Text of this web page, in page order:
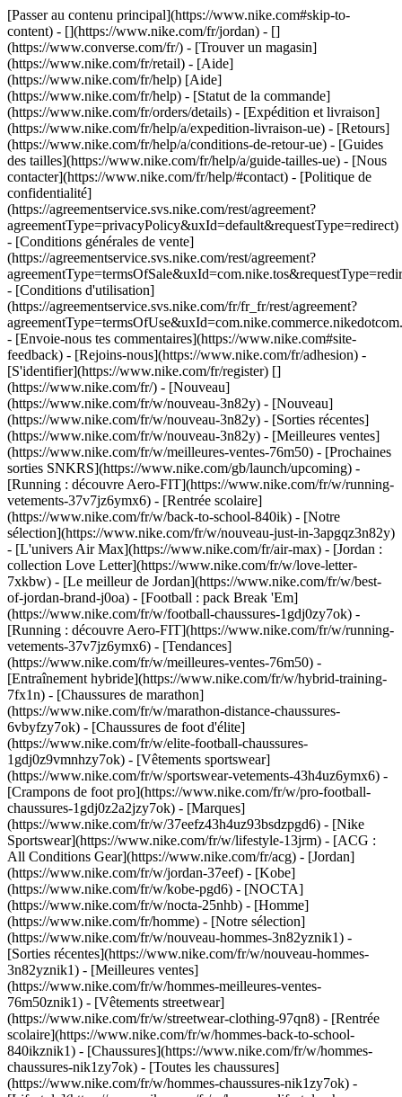
[Passer au contenu principal](https://www.nike.com#skip-to-
content) - [](https://www.nike.com/fr/jordan) - []
(https://www.converse.com/fr/) - [Trouver un magasin]
(https://www.nike.com/fr/retail) - [Aide]
(https://www.nike.com/fr/help) [Aide]
(https://www.nike.com/fr/help) - [Statut de la commande]
(https://www.nike.com/fr/orders/details) - [Expédition et livraison]
(https://www.nike.com/fr/help/a/expedition-livraison-ue) - [Retours]
(https://www.nike.com/fr/help/a/conditions-de-retour-ue) - [Guides
des tailles](https://www.nike.com/fr/help/a/guide-tailles-ue) - [Nous
contacter](https://www.nike.com/fr/help/#contact) - [Politique de
confidentialité]
(https://agreementservice.svs.nike.com/rest/agreement?
agreementType=privacyPolicy&uxId=default&requestType=redirect)
- [Conditions générales de vente]
(https://agreementservice.svs.nike.com/rest/agreement?
- [Conditions d'utilisation]
(https://agreementservice.svs.nike.com/fr/fr_fr/rest/agreement?
- [Envoie-nous tes commentaires](https://www.nike.com#site-
feedback) - [Rejoins-nous](https://www.nike.com/fr/adhesion) -
[S'identifier](https://www.nike.com/fr/register) []
(https://www.nike.com/fr/) - [Nouveau]
(https://www.nike.com/fr/w/nouveau-3n82y) - [Nouveau]
(https://www.nike.com/fr/w/nouveau-3n82y) - [Sorties récentes]
(https://www.nike.com/fr/w/nouveau-3n82y) - [Meilleures ventes]
(https://www.nike.com/fr/w/meilleures-ventes-76m50) - [Prochaines
sorties SNKRS](https://www.nike.com/gb/launch/upcoming) -
[Running : découvre Aero-FIT](https://www.nike.com/fr/w/running-
vetements-37v7jz6ymx6) - [Rentrée scolaire]
(https://www.nike.com/fr/w/back-to-school-840ik) - [Notre
sélection](https://www.nike.com/fr/w/nouveau-just-in-3apgqz3n82y)
- [L'univers Air Max](https://www.nike.com/fr/air-max) - [Jordan :
collection Love Letter](https://www.nike.com/fr/w/love-letter-
7xkbw) - [Le meilleur de Jordan](https://www.nike.com/fr/w/best-
of-jordan-brand-j0oa) - [Football : pack Break 'Em]
(https://www.nike.com/fr/w/football-chaussures-1gdj0zy7ok) -
[Running : découvre Aero-FIT](https://www.nike.com/fr/w/running-
vetements-37v7jz6ymx6) - [Tendances]
(https://www.nike.com/fr/w/meilleures-ventes-76m50) -
[Entraînement hybride](https://www.nike.com/fr/w/hybrid-training-
7fx1n) - [Chaussures de marathon]
(https://www.nike.com/fr/w/marathon-distance-chaussures-
6vbyfzy7ok) - [Chaussures de foot d'élite]
(https://www.nike.com/fr/w/elite-football-chaussures-
1gdj0z9vmnhzy7ok) - [Vêtements sportswear]
(https://www.nike.com/fr/w/sportswear-vetements-43h4uz6ymx6) -
[Crampons de foot pro](https://www.nike.com/fr/w/pro-football-
chaussures-1gdj0z2a2jzy7ok) - [Marques]
(https://www.nike.com/fr/w/37eefz43h4uz93bsdzpgd6) - [Nike
Sportswear](https://www.nike.com/fr/w/lifestyle-13jrm) - [ACG :
All Conditions Gear](https://www.nike.com/fr/acg) - [Jordan]
(https://www.nike.com/fr/w/jordan-37eef) - [Kobe]
(https://www.nike.com/fr/w/kobe-pgd6) - [NOCTA]
(https://www.nike.com/fr/w/nocta-25nhb) - [Homme]
(https://www.nike.com/fr/homme) - [Notre sélection]
(https://www.nike.com/fr/w/nouveau-hommes-3n82yznik1) -
[Sorties récentes](https://www.nike.com/fr/w/nouveau-hommes-
3n82yznik1) - [Meilleures ventes]
(https://www.nike.com/fr/w/hommes-meilleures-ventes-
76m50znik1) - [Vêtements streetwear]
(https://www.nike.com/fr/w/streetwear-clothing-97qn8) - [Rentrée
scolaire](https://www.nike.com/fr/w/hommes-back-to-school-
840ikznik1) - [Chaussures](https://www.nike.com/fr/w/hommes-
chaussures-nik1zy7ok) - [Toutes les chaussures]
(https://www.nike.com/fr/w/hommes-chaussures-nik1zy7ok) -